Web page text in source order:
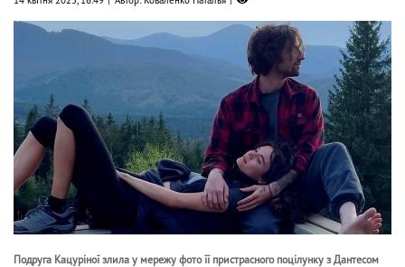
Подруга Кацуріної злила у мережу фото її пристрасного поцілунку з Дантесом